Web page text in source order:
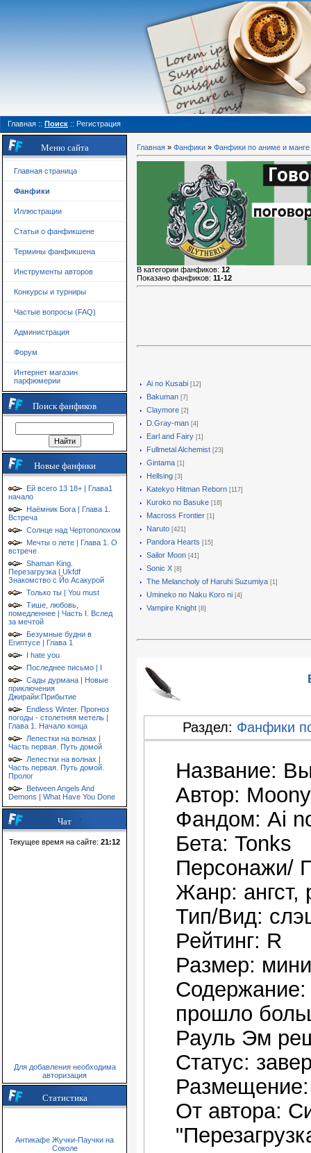
Главная :: Поиск :: Регистрация
Меню сайта
Главная страница
Фанфики
Иллюстрации
Статьи о фанфикшене
Термины фанфикшена
Инструменты авторов
Конкурсы и турниры
Частые вопросы (FAQ)
Администрация
Форум
Интернет магазин
парфюмерии
Поиск фанфиков
Новые фанфики
Ей всего 13 18+ | Глава1
начало
Наёмник Бога | Глава 1.
Встреча
Солнце над Чертополохом
Мечты о лете | Глава 1. О
встрече
Shaman King.
Перезагрузка | Ukfdf
Знакомство с Йо Асакурой
Только ты | You must
Тише, любовь,
помедленнее | Часть I. Вслед
за мечтой
Безумные будни в
Египтусе | Глава 1
I hate you
Последнее письмо | I
Сады дурмана | Новые
приключения
Джирайи:Прибытие
Endless Winter. Прогноз
погоды - столетняя метель |
Глава 1. Начало конца
Лепестки на волнах |
Часть первая. Путь домой
Лепестки на волнах |
Часть первая. Путь домой.
Пролог
Between Angels And
Demons | What Have You Done
Чат
Текущее время на сайте: 21:12
Для добавления необходима
авторизация
Статистика
Антикафе Жучки-Паучки на
Соколе
Главная » Фанфики » Фанфики по аниме и манге
В категории фанфиков: 12
Показано фанфиков: 11-12
Ai no Kusabi [12]
Bakuman [7]
Claymore [2]
D.Gray-man [4]
Earl and Fairy [1]
Fullmetal Alchemist [23]
Gintama [1]
Hellsing [3]
Katekyo Hitman Reborn [117]
Kuroko no Basuke [18]
Macross Frontier [1]
Naruto [421]
Pandora Hearts [15]
Sailor Moon [41]
Sonic X [8]
The Melancholy of Haruhi Suzumiya [1]
Umineko no Naku Koro ni [4]
Vampire Knight [8]
Раздел: Фанфики
Название:
Автор:
Фандом: Ai
Бета: Tonks
Персонажи/
Жанр: ангст,
Тип/Вид:
Рейтинг: R
Размер: мини
прошло
Рауль Эм
Статус:
Размещение:
От автора: